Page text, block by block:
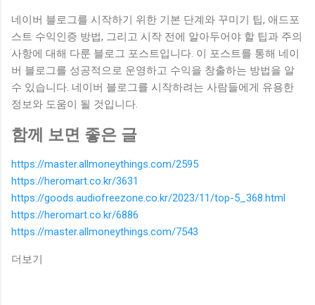
네이버 블로그를 시작하기 위한 기본 단계와 꾸미기 팁, 애드포
스트 수익인증 방법, 그리고 시작 전에 알아두어야 할 팁과 주의
사항에 대해 다룬 블로그 포스트입니다. 이 포스트를 통해 네이
버 블로그를 성공적으로 운영하고 수익을 창출하는 방법을 알
수 있습니다. 네이버 블로그를 시작하려는 사람들에게 유용한
정보와 도움이 될 것입니다.
함께 보면 좋은 글
https://master.allmoneythings.com/2595
https://heromart.co.kr/3631
https://goods.audiofreezone.co.kr/2023/11/top-5_368.html
https://heromart.co.kr/6886
https://master.allmoneythings.com/7543
더보기